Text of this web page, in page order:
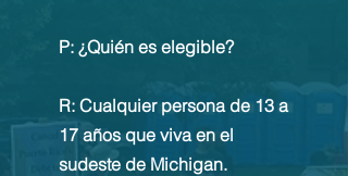
P: ¿Quién es elegible?
R: Cualquier persona de 13 a
17 años que viva en el
sudeste de Michigan.